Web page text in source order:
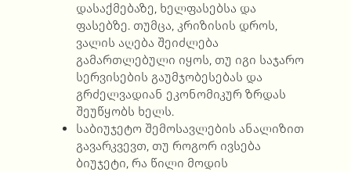
დასაქმებაზე, ხელფასებსა და
ფასებზე. თუმცა, კრიზისის დროს,
ვალის აღება შეიძლება
გამართლებული იყოს, თუ იგი საჯარო
სერვისების გაუმჯობესებას და
გრძელვადიან ეკონომიკურ ზრდას
შეუწყობს ხელს.
საბიუჯეტო შემოსავლების ანალიზით
გავარკვევთ, თუ როგორ ივსება
ბიუჯეტი, რა წილი მოდის